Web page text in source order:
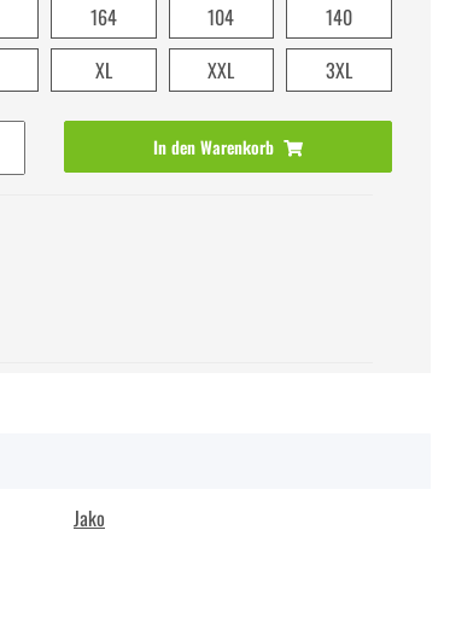
164 104
140
XL XXL 3XL
In den Warenkorb
Jako